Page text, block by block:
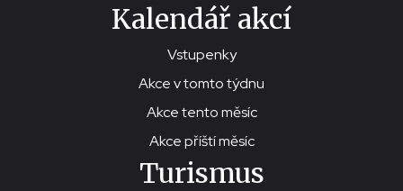
Kalendář akcí
Vstupenky
Akce v tomto týdnu
Akce tento měsíc
Akce příští měsíc
Turismus